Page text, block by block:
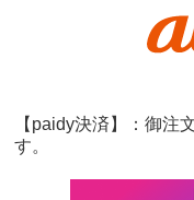
【paidy決済】：御注
す。